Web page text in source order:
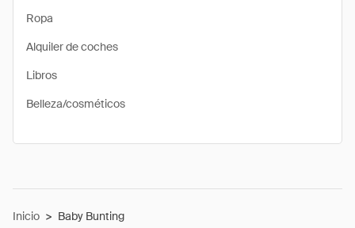
Ropa
Alquiler de coches
Libros
Belleza/cosméticos
Inicio > Baby Bunting